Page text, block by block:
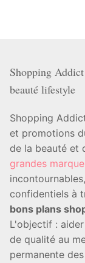
Shopping
beauté lifestyle
Shopping
et promotions
de la beauté et
grandes
confidentiels à
bons plans
L'objectif :
de qualité au
permanente